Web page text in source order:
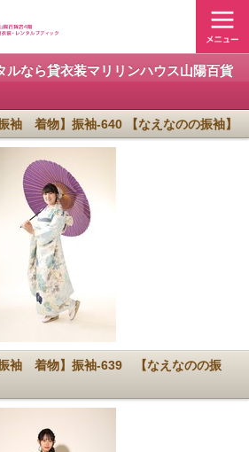
ルなら貸衣装マリリンハウス山陽百貨
袖 着物】振袖-640 【なえなのの振袖】
袖 着物】振袖-639 【なえなのの振